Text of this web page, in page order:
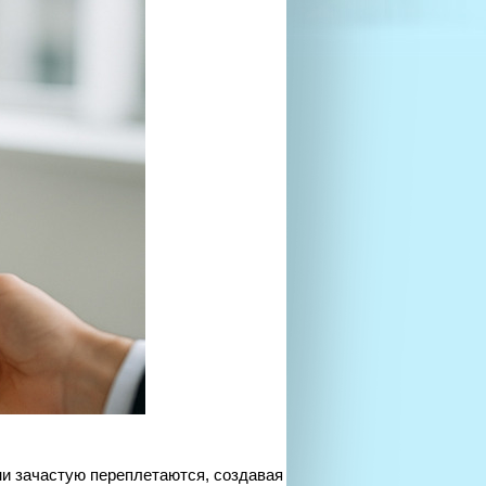
зачастую переплетаются, создавая